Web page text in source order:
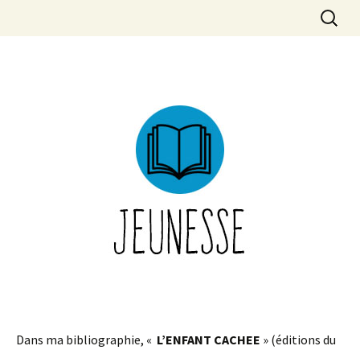
Dans ma bibliographie, « L’ENFANT CACHEE » (éditions du